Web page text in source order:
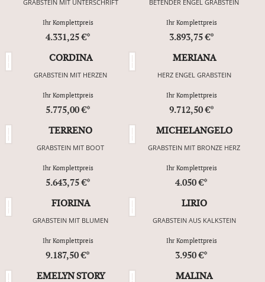
GRABSTEIN MIT UNTERSCHRIFT
Ihr Komplettpreis
4.331,25 €*
BETENDER ENGEL GRABSTEIN
Ihr Komplettpreis
3.893,75 €*
CORDINA
GRABSTEIN MIT HERZEN
Ihr Komplettpreis
5.775,00 €*
MERIANA
HERZ ENGEL GRABSTEIN
Ihr Komplettpreis
9.712,50 €*
TERRENO
GRABSTEIN MIT BOOT
Ihr Komplettpreis
5.643,75 €*
MICHELANGELO
GRABSTEIN MIT BRONZE HERZ
Ihr Komplettpreis
4.050 €*
FIORINA
GRABSTEIN MIT BLUMEN
Ihr Komplettpreis
9.187,50 €*
LIRIO
GRABSTEIN AUS KALKSTEIN
Ihr Komplettpreis
3.950 €*
EMELYN STORY
MALINA